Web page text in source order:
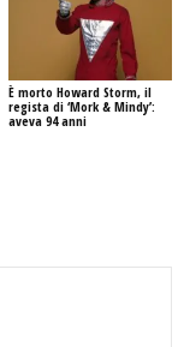
È morto Howard Storm, il
regista di ‘Mork & Mindy’:
aveva 94 anni